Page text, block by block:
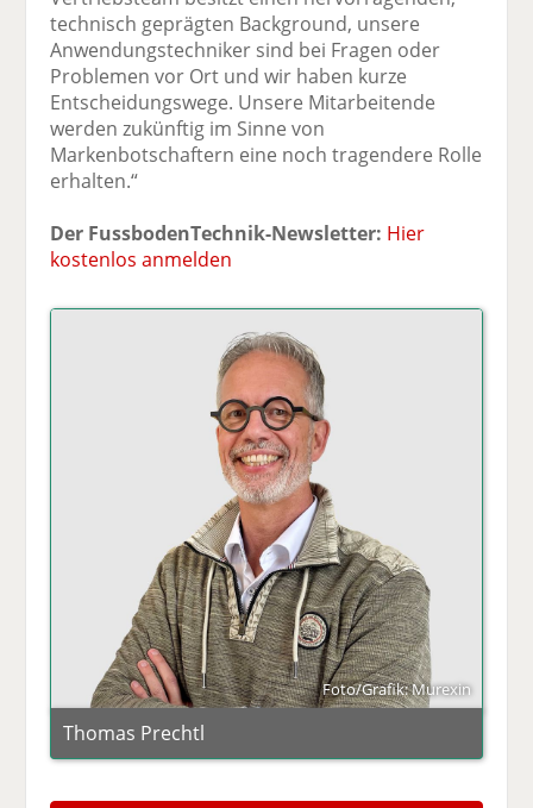
technisch geprägten Background, unsere
Anwendungstechniker sind bei Fragen oder
Problemen vor Ort und wir haben kurze
Entscheidungswege. Unsere Mitarbeitende
werden zukünftig im Sinne von
Markenbotschaftern eine noch tragendere Rolle
erhalten.“
Der FussbodenTechnik-Newsletter: Hier
kostenlos anmelden
Foto/Grafik: Murexin
Thomas Prechtl